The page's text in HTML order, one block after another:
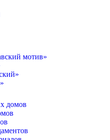
мотив»
домов